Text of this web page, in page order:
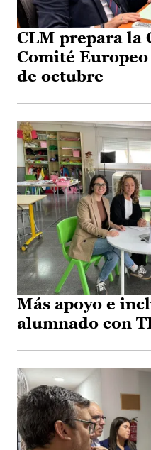
CLM prepara la
Comité
de octubre
Más apoyo e
alumnado con